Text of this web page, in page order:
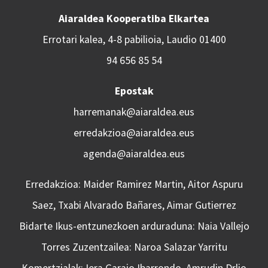
Aiaraldea Kooperatiba Elkartea
Errotari kalea, 4-8 pabilioia, Laudio 01400
94 656 85 54
Epostak
harremanak@aiaraldea.eus
erredakzioa@aiaraldea.eus
agenda@aiaraldea.eus
Erredakzioa: Maider Ramirez Martin, Aitor Aspuru
Saez, Txabi Alvarado Bañares, Aimar Gutierrez
Bidarte Ikus-entzunezkoen arduraduna: Naia Vallejo
Torres Zuzentzailea: Naroa Salazar Yarritu